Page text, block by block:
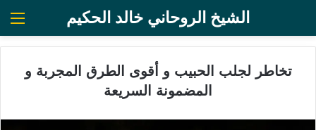
الشيخ الروحاني خالد الحكيم
تخاطر لجلب الحبيب و أقوى الطرق المجربة و
المضمونة السريعة